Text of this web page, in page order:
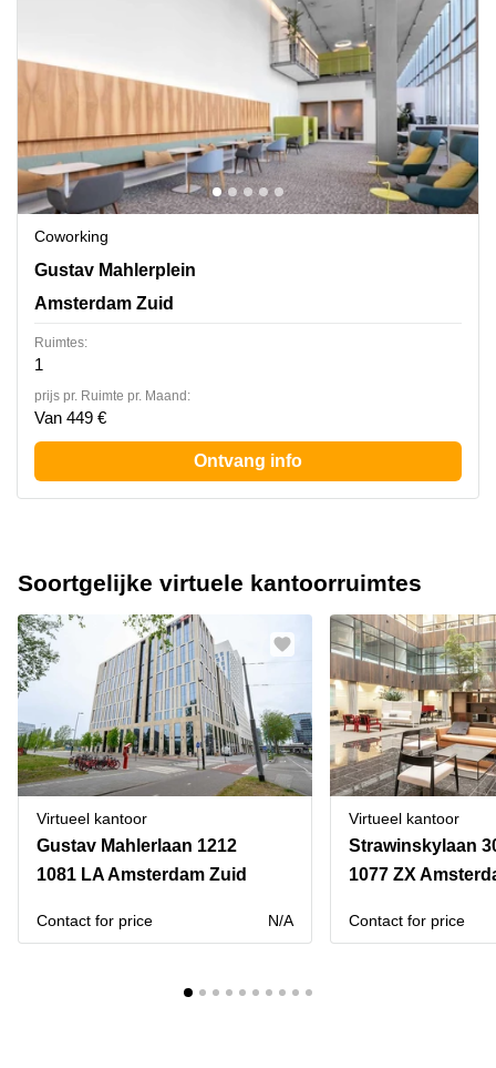
Coworking
Gustav Mahlerplein 2, Amsterdam Zuid
Gustav Mahlerplein
Amsterdam Zuid
Ruimtes:
1
prijs pr. Ruimte pr. Maand:
Van 449 €
Ontvang info
Soortgelijke virtuele kantoorruimtes
Virtueel kantoor
Gustav Mahlerlaan 1212
1081 LA Amsterdam Zuid
Contact for price N/A
Virtueel kantoor
1077 ZX
Contact for price